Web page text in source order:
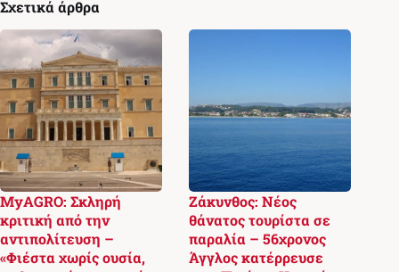
Σχετικά άρθρα
MyAGRO: Σκληρή
κριτική από την
αντιπολίτευση –
«Φιέστα χωρίς ουσία,
Ζάκυνθος: Νέος
θάνατος τουρίστα σε
παραλία – 56χρονος
Άγγλος κατέρρευσε